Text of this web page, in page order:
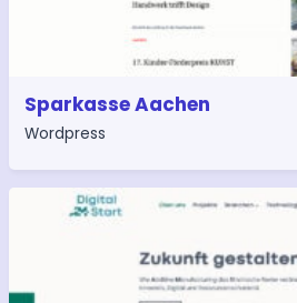
Sparkasse Aachen
Wordpress